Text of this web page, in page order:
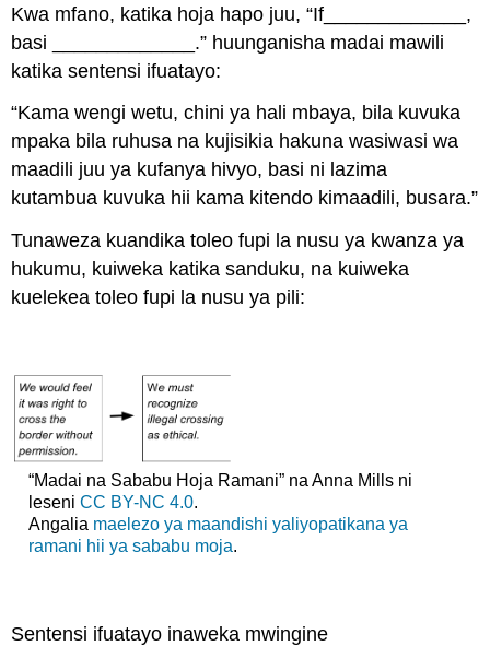
Kwa mfano, katika hoja hapo juu, “If_____________,
basi _____________.” huunganisha madai mawili
katika sentensi ifuatayo:
“Kama wengi wetu, chini ya hali mbaya, bila kuvuka
mpaka bila ruhusa na kujisikia hakuna wasiwasi wa
maadili juu ya kufanya hivyo, basi ni lazima
kutambua kuvuka hii kama kitendo kimaadili, busara.”
Tunaweza kuandika toleo fupi la nusu ya kwanza ya
hukumu, kuiweka katika sanduku, na kuiweka
kuelekea toleo fupi la nusu ya pili:
“Madai na Sababu Hoja Ramani” na Anna Mills ni
leseni CC BY-NC 4.0.
Angalia maelezo ya maandishi yaliyopatikana ya
ramani hii ya sababu moja.
Sentensi ifuatayo inaweka mwingine